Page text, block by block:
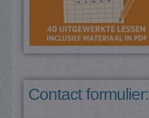
Contact formulier: